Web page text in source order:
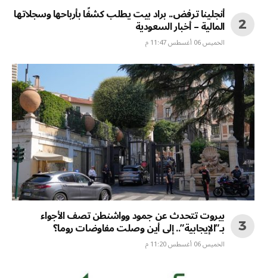
أنجلينا ترفض.. براد بيت يطلب كشفًا بأرباحها وسجلاتها
المالية – أخبار السعودية
الخميس 06 أغسطس 11:47 م
بيروت تتحدث عن جمود وواشنطن تصف الأجواء
بـ”الإيجابية”.. إلى أين وصلت مفاوضات روما؟
الخميس 06 أغسطس 11:20 م